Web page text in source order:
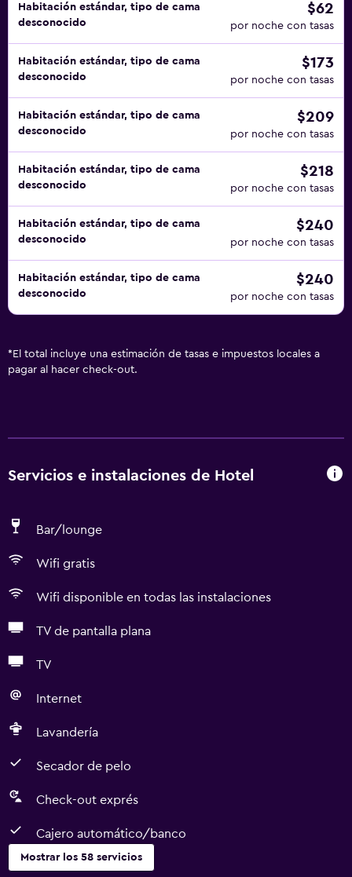
Habitación estándar, tipo de cama
desconocido
$62
por noche con tasas
Habitación estándar, tipo de cama
desconocido
$173
por noche con tasas
Habitación estándar, tipo de cama
desconocido
$209
por noche con tasas
Habitación estándar, tipo de cama
desconocido
$218
por noche con tasas
Habitación estándar, tipo de cama
desconocido
$240
por noche con tasas
Habitación estándar, tipo de cama
desconocido
$240
por noche con tasas
* El total incluye una estimación de tasas e impuestos locales a
pagar al hacer check-out.
Servicios e instalaciones de Hotel
Bar/lounge
Wifi gratis
Wifi disponible en todas las instalaciones
TV de pantalla plana
TV
Internet
Lavandería
Secador de pelo
Check-out exprés
Cajero automático/banco
Mostrar los 58 servicios